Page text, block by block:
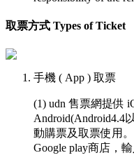
取票方式 Types of Ticket
手機 ( App ) 取票
(1) udn 售票網提供
Android(Android4.4
動購票及取票使用
Google play商店，